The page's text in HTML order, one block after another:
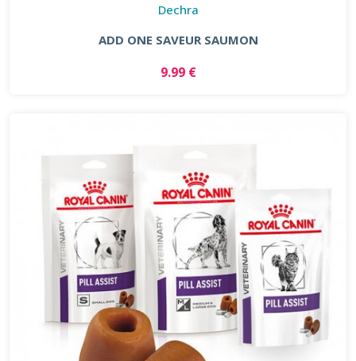
Dechra
ADD ONE SAVEUR SAUMON
9.99 €